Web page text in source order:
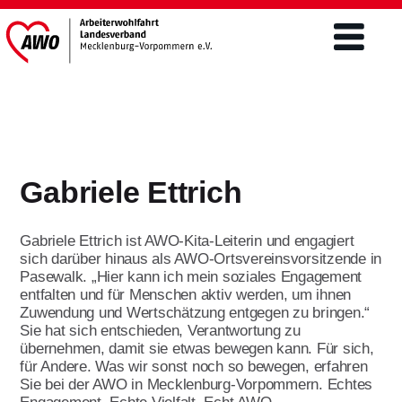
Was wir tun
Altenhilfe
Teilhabe von Menschen m.
Behinderungen/ Eingliederung
Ehrenamt
Kinder- und Jugendhilfe
Öffentlichkeitsarbeit
Engagement
Mitgliederschaft und Förderung
Mitgliedsantrag
Förderer werden
Spenden
Engagement im Ehrenamt ist
vielseitig
FSJ / BFD
Freiwilliges Soziales Jahr/BFD unter 27
Jahre
Bundesfreiwilligendienst über 27 Jahre
Jetzt bewerben
Aktuelles & Presse
Aktuelles
Landtagswahlen 2026
Themen
Gabriele Ettrich
Gabriele Ettrich ist AWO-Kita-Leiterin und engagiert
sich darüber hinaus als AWO-Ortsvereinsvorsitzende in
Pasewalk. „Hier kann ich mein soziales Engagement
entfalten und für Menschen aktiv werden, um ihnen
Zuwendung und Wertschätzung entgegen zu bringen.“
Sie hat sich entschieden, Verantwortung zu
übernehmen, damit sie etwas bewegen kann. Für sich,
für Andere. Was wir sonst noch so bewegen, erfahren
Sie bei der AWO in Mecklenburg-Vorpommern. Echtes